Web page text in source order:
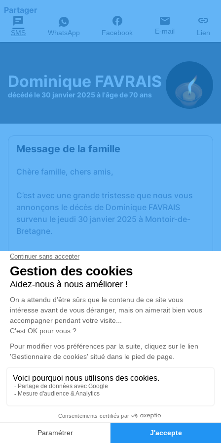
Faire-part Hommages
Partager
SMS WhatsApp Facebook E-mail Lien
Dominique FAVRAIS
décédé le 30 janvier 2025 à l'âge de 70 ans
Message de la famille
Chère famille, chers amis,
C’est avec une grande tristesse que nous vous
annonçons le décès de Dominique FAVRAIS
survenu le jeudi 30 janvier 2025 à Montoir-de-
Bretagne.
Nous vous invitons à utiliser cet espace pour
laisser vos condoléances, partager des photos
souvenirs, une anecdote ou exprimer vos
pensées à travers des poèmes ou des textes. Cet
endroit est un lieu d'expression dédié à honorer la
mémoire de Dominique FAVRAIS.
Un service de plantation d’arbre hommage est
disponible ici .
Je rends hommage
jeudi 13 février 2025 à 09h00
Crématorium de Saint-Nazaire